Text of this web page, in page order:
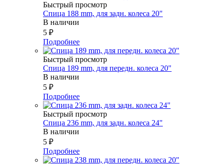
Быстрый просмотр
Спица 188 mm, для задн. колеса 20"
В наличии
5 ₽
Подробнее
Быстрый просмотр
Спица 189 mm, для передн. колеса 20"
В наличии
5 ₽
Подробнее
Быстрый просмотр
Спица 236 mm, для задн. колеса 24"
В наличии
5 ₽
Подробнее